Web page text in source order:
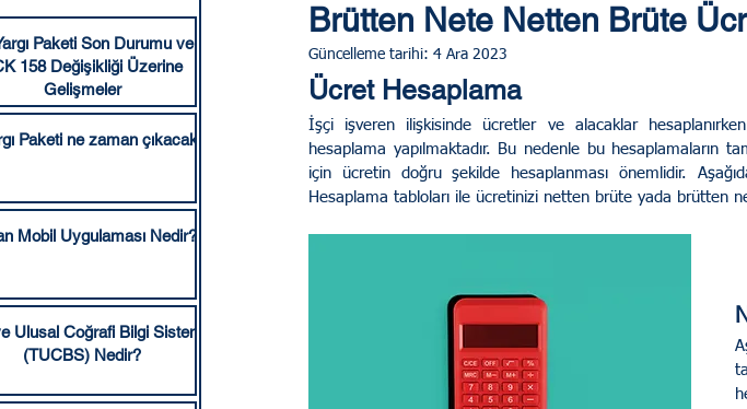
Paketi Son Durumu ve
158 Değişikliği Üzerine
Gelişmeler
Paketi ne zaman çıkacak?
Mobil Uygulaması Nedir?
Ulusal Coğrafi Bilgi Sistemi
(TUCBS) Nedir?
Dilekçe Örnekleri Sıkça Sorulan Sorular
Sakarya Hukuki Kurumlar Rehberi Genel/
Arabuluculuk Sosyal
Brütten Nete Netten Brüte
Güncelleme tarihi: 4 Ara 2023
Ücret Hesaplama
İşçi işveren ilişkisinde ücretler ve alacaklar
hesaplama yapılmaktadır. Bu nedenle bu hesaplamaların
için ücretin doğru şekilde hesaplanması önemlidir.
Hesaplama tabloları ile ücretinizi netten brüte yada brütten